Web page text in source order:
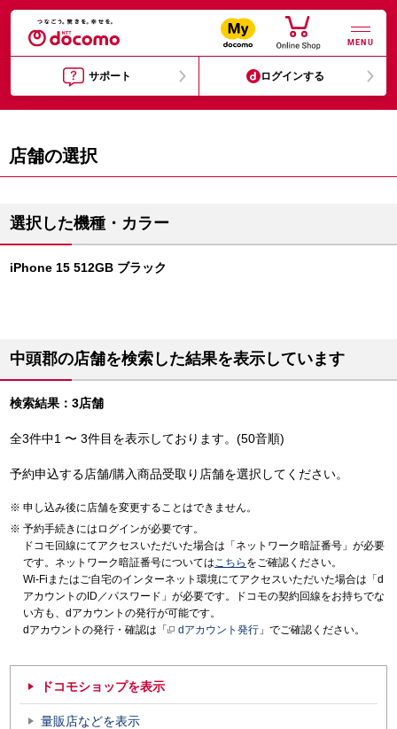
MENU
サポート ログインする
店舗の選択
選択した機種・カラー
iPhone 15 512GB ブラック
中頭郡の店舗を検索した結果を表示しています
検索結果：3店舗
全3件中1 〜 3件目を表示しております。(50音順)
予約申込する店舗/購入商品受取り店舗を選択してください。
申し込み後に店舗を変更することはできません。
予約手続きにはログインが必要です。
ドコモ回線にてアクセスいただいた場合は「ネットワーク暗証番号」が必要
です。ネットワーク暗証番号についてはこちら をご確認ください。
Wi-Fiまたはご自宅のインターネット環境にてアクセスいただいた場合は「d
アカウントのID／パスワード」が必要です。ドコモの契約回線をお持ちでな
い方も、dアカウントの発行が可能です。
dアカウントの発行・確認は「
dアカウント発行 」でご確認ください。
ドコモショップを表示
量販店などを表示